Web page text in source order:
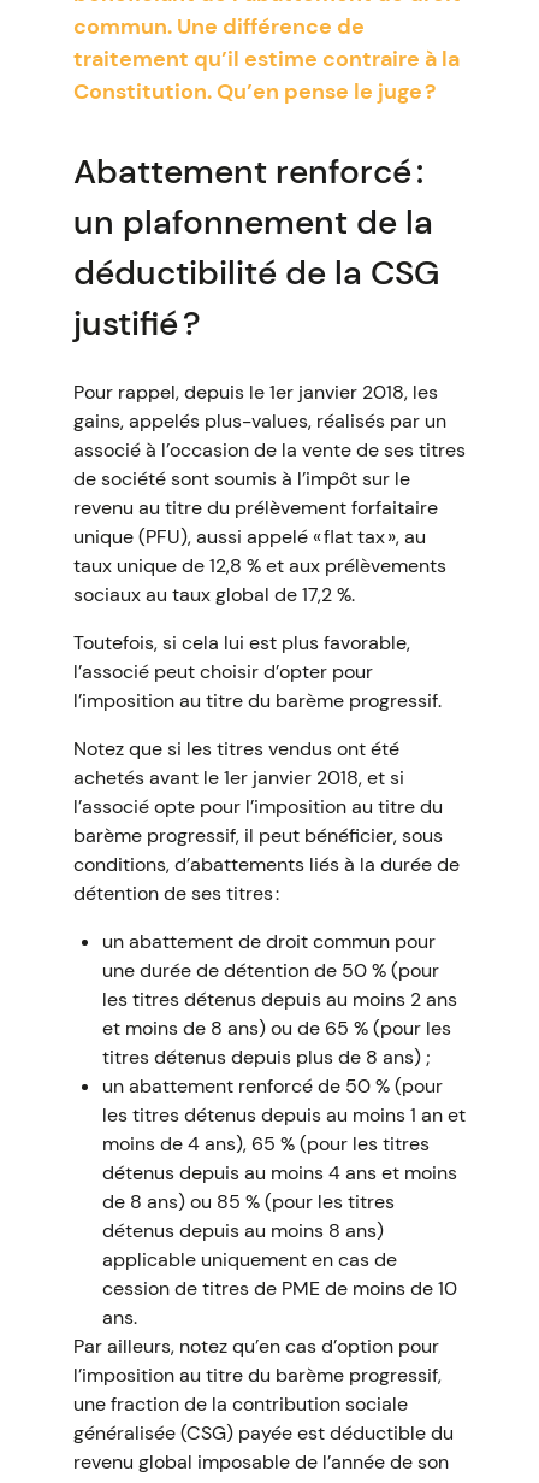
commun. Une différence de
traitement qu’il estime contraire à la
Constitution. Qu’en pense le juge ?
Abattement renforcé :
un plafonnement de la
déductibilité de la CSG
justifié ?
Pour rappel, depuis le 1er janvier 2018, les
gains, appelés plus-values, réalisés par un
associé à l’occasion de la vente de ses titres
de société sont soumis à l’impôt sur le
revenu au titre du prélèvement forfaitaire
unique (PFU), aussi appelé « flat tax », au
taux unique de 12,8 % et aux prélèvements
sociaux au taux global de 17,2 %.
Toutefois, si cela lui est plus favorable,
l’associé peut choisir d’opter pour
l’imposition au titre du barème progressif.
Notez que si les titres vendus ont été
achetés avant le 1er janvier 2018, et si
l’associé opte pour l’imposition au titre du
barème progressif, il peut bénéficier, sous
conditions, d’abattements liés à la durée de
détention de ses titres :
un abattement de droit commun pour
une durée de détention de 50 % (pour
les titres détenus depuis au moins 2 ans
et moins de 8 ans) ou de 65 % (pour les
titres détenus depuis plus de 8 ans) ;
un abattement renforcé de 50 % (pour
les titres détenus depuis au moins 1 an et
moins de 4 ans), 65 % (pour les titres
détenus depuis au moins 4 ans et moins
de 8 ans) ou 85 % (pour les titres
détenus depuis au moins 8 ans)
applicable uniquement en cas de
cession de titres de PME de moins de 10
ans.
Par ailleurs, notez qu’en cas d’option pour
l’imposition au titre du barème progressif,
une fraction de la contribution sociale
généralisée (CSG) payée est déductible du
revenu global imposable de l’année de son